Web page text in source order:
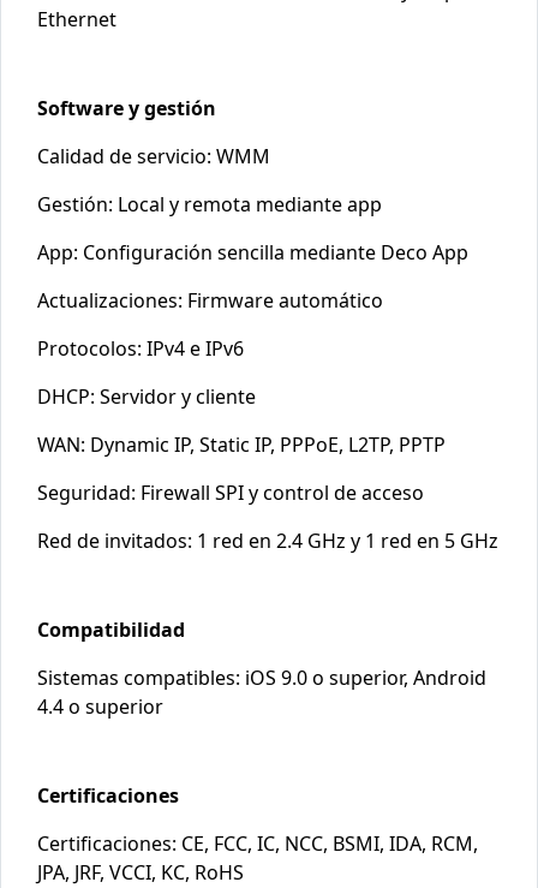
Ethernet
Software y gestión
Calidad de servicio: WMM
Gestión: Local y remota mediante app
App: Configuración sencilla mediante Deco App
Actualizaciones: Firmware automático
Protocolos: IPv4 e IPv6
DHCP: Servidor y cliente
WAN: Dynamic IP, Static IP, PPPoE, L2TP, PPTP
Seguridad: Firewall SPI y control de acceso
Red de invitados: 1 red en 2.4 GHz y 1 red en 5 GHz
Compatibilidad
Sistemas compatibles: iOS 9.0 o superior, Android
4.4 o superior
Certificaciones
Certificaciones: CE, FCC, IC, NCC, BSMI, IDA, RCM,
JPA, JRF, VCCI, KC, RoHS